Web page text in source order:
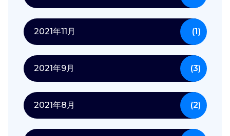
2021年11月 (1)
2021年9月 (3)
2021年8月 (2)